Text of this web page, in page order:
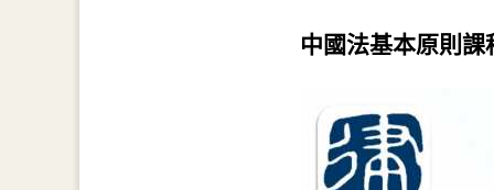
中國法基本原則課